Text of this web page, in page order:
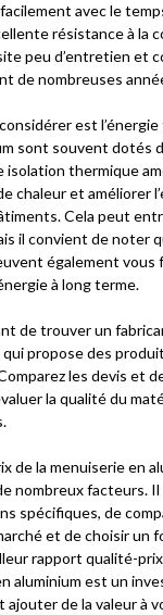
avec le
résistance à la
peu d’entretien et
de nombreuses
est
sont souvent dotés
isolation thermique
chaleur et améliorer
Cela peut
il convient de noter
également vous
à long terme.
de trouver un
propose des
les devis et
la qualité du
de la menuiserie en
nombreux facteurs.
spécifiques, de
et de choisir un
rapport qualité-prix.
aluminium est un
ajouter de la valeur à